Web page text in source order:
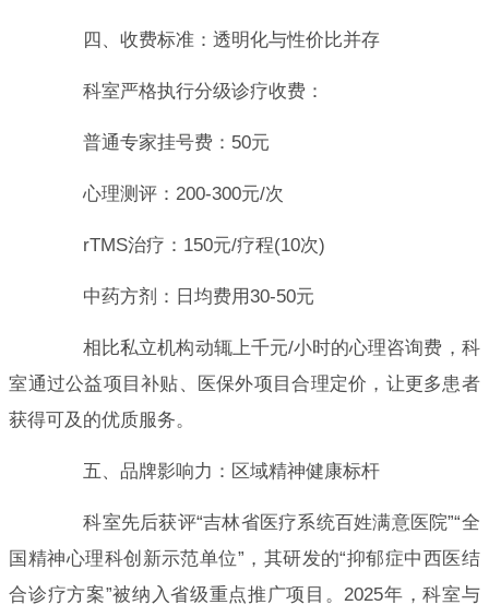
四、收费标准：透明化与性价比并存
科室严格执行分级诊疗收费：
普通专家挂号费：50元
心理测评：200-300元/次
rTMS治疗：150元/疗程(10次)
中药方剂：日均费用30-50元
相比私立机构动辄上千元/小时的心理咨询费，科
室通过公益项目补贴、医保外项目合理定价，让更多患者
获得可及的优质服务。
五、品牌影响力：区域精神健康标杆
科室先后获评“吉林省医疗系统百姓满意医院”“全
国精神心理科创新示范单位”，其研发的“抑郁症中西医结
合诊疗方案”被纳入省级重点推广项目。2025年，科室与